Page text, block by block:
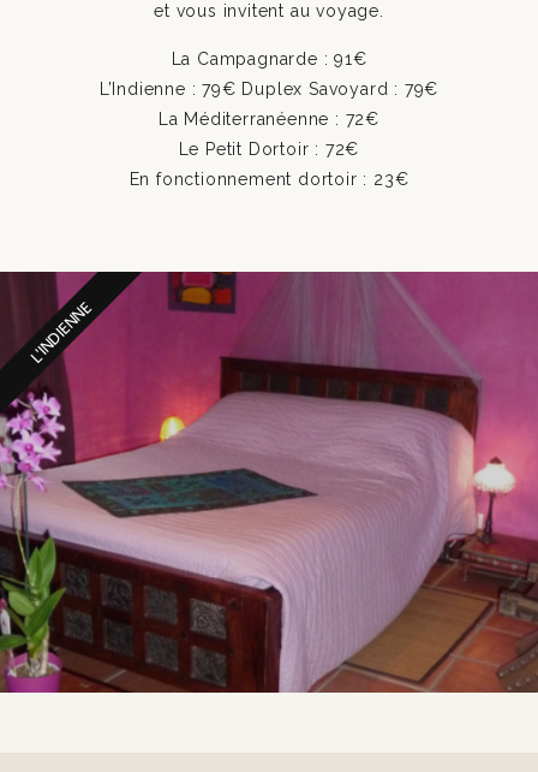
et vous invitent au voyage.
La Campagnarde : 91€
L’Indienne : 79€ Duplex Savoyard : 79€
La Méditerranéenne : 72€
Le Petit Dortoir : 72€
En fonctionnement dortoir : 23€
L'INDIENNE